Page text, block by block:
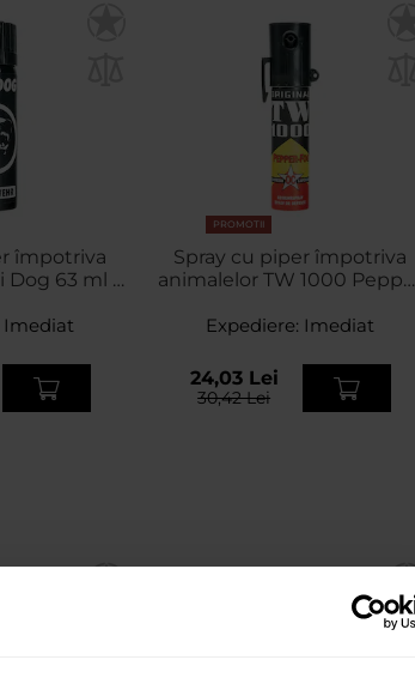
împotriva
Dog 63 ml -
Imediat
PROMOTII
Spray cu piper împotriva
animalelor TW 1000 Pepper
Expediere: Imediat
24,03 Lei
30,42 Lei